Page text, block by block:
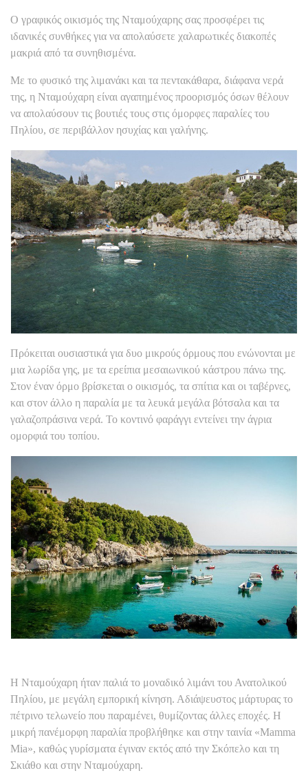
Ο γραφικός οικισμός της Νταμούχαρης σας προσφέρει τις
ιδανικές συνθήκες για να απολαύσετε χαλαρωτικές διακοπές
μακριά από τα συνηθισμένα.
Με το φυσικό της λιμανάκι και τα πεντακάθαρα, διάφανα νερά
της, η Νταμούχαρη είναι αγαπημένος προορισμός όσων θέλουν
να απολαύσουν τις βουτιές τους στις όμορφες παραλίες του
Πηλίου, σε περιβάλλον ησυχίας και γαλήνης.
Πρόκειται ουσιαστικά για δυο μικρούς όρμους που ενώνονται με
μια λωρίδα γης, με τα ερείπια μεσαιωνικού κάστρου πάνω της.
Στον έναν όρμο βρίσκεται ο οικισμός, τα σπίτια και οι ταβέρνες,
και στον άλλο η παραλία με τα λευκά μεγάλα βότσαλα και τα
γαλαζοπράσινα νερά. Το κοντινό φαράγγι εντείνει την άγρια
ομορφιά του τοπίου.
Η Νταμούχαρη ήταν παλιά το μοναδικό λιμάνι του Ανατολικού
Πηλίου, με μεγάλη εμπορική κίνηση. Αδιάψευστος μάρτυρας το
πέτρινο τελωνείο που παραμένει, θυμίζοντας άλλες εποχές. Η
μικρή πανέμορφη παραλία προβλήθηκε και στην ταινία «Mamma
Mia», καθώς γυρίσματα έγιναν εκτός από την Σκόπελο και τη
Σκιάθο και στην Νταμούχαρη.